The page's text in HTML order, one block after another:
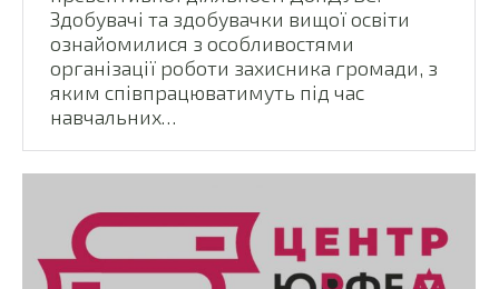
Здобувачі та здобувачки вищої освіти
ознайомилися з особливостями
організації роботи захисника громади, з
яким співпрацюватимуть під час
навчальних…